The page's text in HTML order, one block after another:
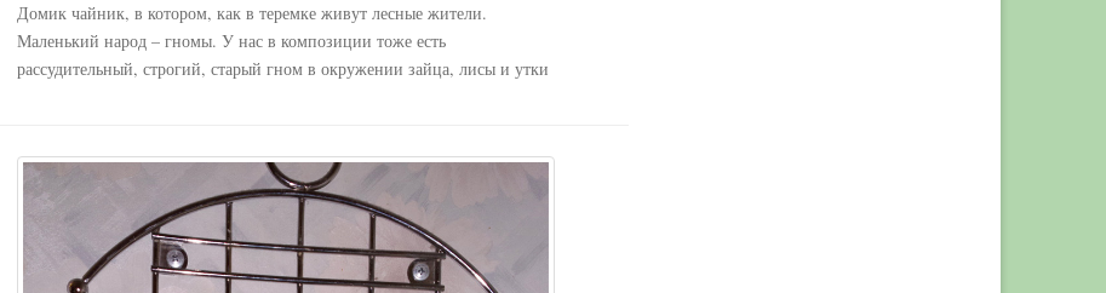
Домик чайник, в котором, как в теремке живут лесные жители.
Маленький народ – гномы. У нас в композиции тоже есть
рассудительный, строгий, старый гном в окружении зайца, лисы и утки